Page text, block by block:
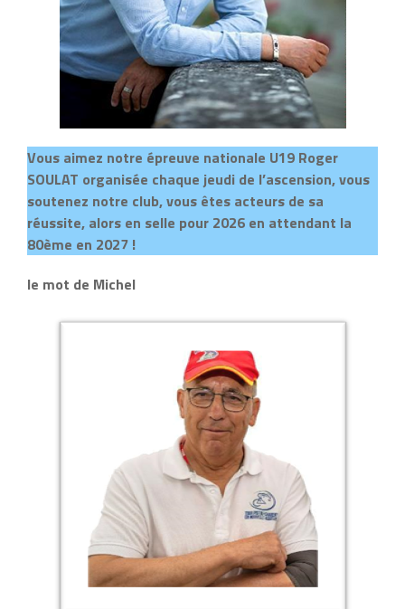
Vous aimez notre épreuve nationale U19 Roger
SOULAT organisée chaque jeudi de l’ascension, vous
soutenez notre club, vous êtes acteurs de sa
réussite, alors en selle pour 2026 en attendant la
80ème en 2027 !
le mot de Michel